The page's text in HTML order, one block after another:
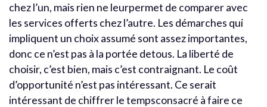
chez l’un, mais rien ne leurpermet de comparer avec
les services offerts chez l’autre. Les démarches qui
impliquent un choix assumé sont assez importantes,
donc ce n’est pas à la portée detous. La liberté de
choisir, c’est bien, mais c’est contraignant. Le coût
d’opportunité n’est pas intéressant. Ce serait
intéressant de chiffrer le tempsconsacré à faire ce